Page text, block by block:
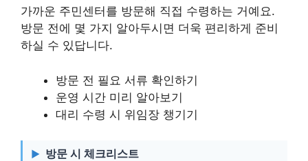
가까운 주민센터를 방문해 직접 수령하는 거예요.
방문 전에 몇 가지 알아두시면 더욱 편리하게 준비
하실 수 있답니다.
방문 전 필요 서류 확인하기
운영 시간 미리 알아보기
대리 수령 시 위임장 챙기기
방문 시 체크리스트